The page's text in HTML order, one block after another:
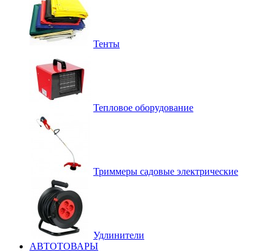
Тенты
Тепловое оборудование
Триммеры садовые электрические
Удлинители
АВТОТОВАРЫ